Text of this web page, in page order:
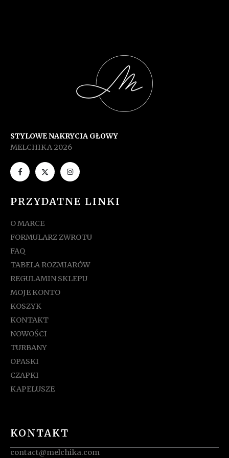
STYLOWE NAKRYCIA GŁOWY
MELCHIKA 2026
PRZYDATNE LINKI
O MARCE
FORMULARZ ZWROTU
FAQ
TABELA ROZMIARÓW
REGULAMIN SKLEPU
MOJE KONTO
KOSZYK
KONTAKT
NOWOŚCI
TURBANY
OPASKI
CZAPKI
KAPELUSZE
KONTAKT
contact@melchika.com